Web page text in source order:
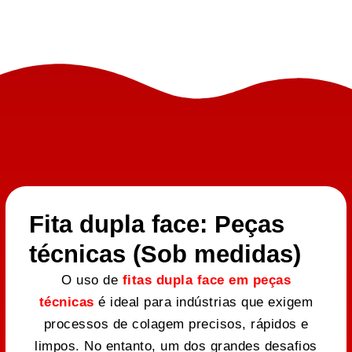
Fita dupla face: Peças
técnicas (Sob medidas)
O uso de fitas dupla face em peças
técnicas é ideal para indústrias que exigem
processos de colagem precisos, rápidos e
limpos. No entanto, um dos grandes desafios